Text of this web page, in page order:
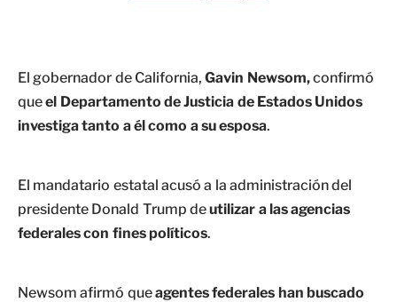
El gobernador de California,Gavin Newsom,confirmó
queel Departamento de Justicia de Estados Unidos
investiga tanto a él como a su esposa.
El mandatario estatal acusó a la administración del
presidente Donald Trump deutilizar a las agencias
federales con fines políticos.
Newsom afirmó queagentes federales han buscado